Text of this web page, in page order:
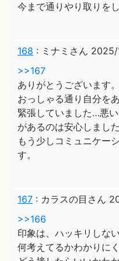
今まで通りやり取りを
168 : ミナミさん
>>167
ありがとうございます。
おっしゃる通り自分を
緊張していました…悪
があるのは安心しました
もう少しコミュニケー
す。
167 : カラスの目さん
>>166
印象は、ハッキリしない
何考えてるかわかりにく